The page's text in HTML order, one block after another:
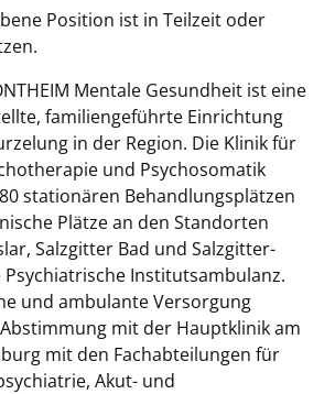
Position ist in Teilzeit oder
Mentale Gesundheit ist eine
familiengeführte Einrichtung
in der Region. Die Klinik für
und Psychosomatik
stationären Behandlungsplätzen
Plätze an den Standorten
Salzgitter Bad und Salzgitter-
Psychiatrische Institutsambulanz.
und ambulante Versorgung
mit der Hauptklinik am
mit den Fachabteilungen für
Akut- und